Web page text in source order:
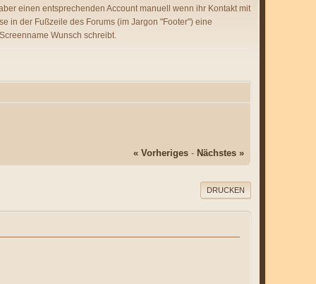
einen entsprechenden Account manuell wenn ihr Kontakt mit
in der Fußzeile des Forums (im Jargon "Footer") eine
Wunsch schreibt.
« Vorheriges - Nächstes »
DRUCKEN